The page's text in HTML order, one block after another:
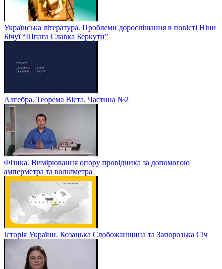
Українська література. Проблеми дорослішання в повісті Ніни
Бічуї “Шпага Славка Беркути”
Алгебра. Теорема Вієта. Частина №2
Фізика. Вимірювання опору провідника за допомогою
амперметра та вольтметра
Історія України. Козацька Слобожанщина та Запорозька Січ